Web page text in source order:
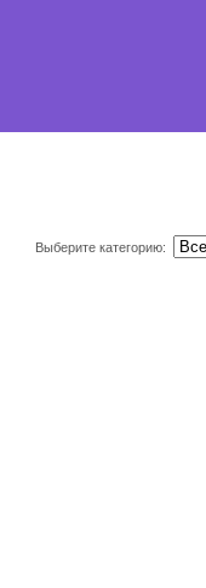
Выберите категорию: